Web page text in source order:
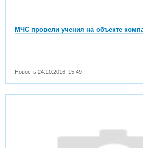
МЧС провели учения на объекте
Новость24.10.2016 15:49